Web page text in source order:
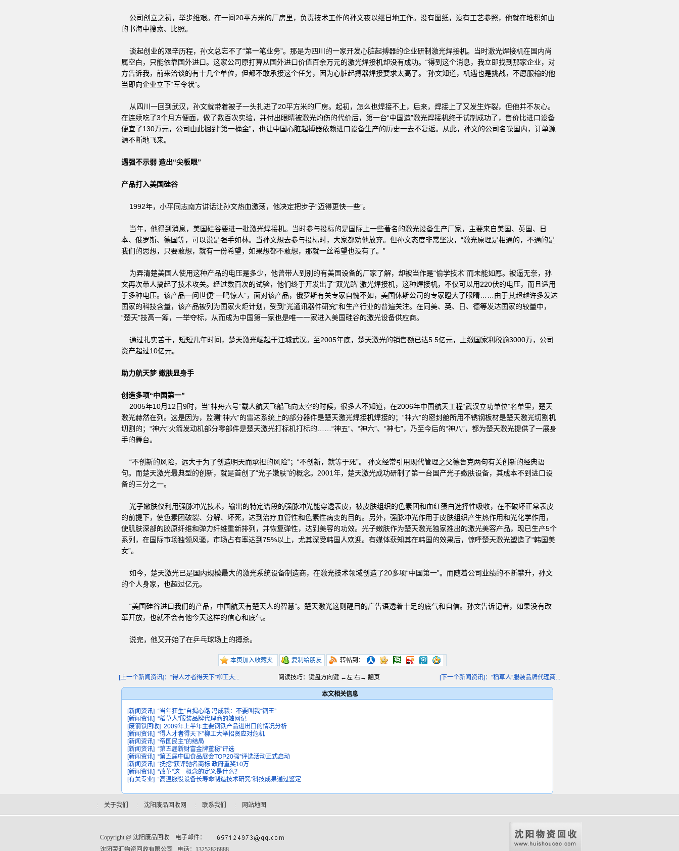
公司创立之初，举步维艰。在一间20平方米的厂房里，负责技术工作的孙文夜以继日地工作。没有图纸，没有工艺参照，他就在堆积如山
的书海中搜索、比照。
谈起创业的艰辛历程，孙文总忘不了“第一笔业务”。那是为四川的一家开发心脏起搏器的企业研制激光焊接机。当时激光焊接机在国内尚
属空白，只能依靠国外进口。这家公司原打算从国外进口价值百余万元的激光焊接机却没有成功。“得到这个消息，我立即找到那家企业，对
方告诉我，前来洽谈的有十几个单位，但都不敢承接这个任务，因为心脏起搏器焊接要求太高了。”孙文知道，机遇也是挑战，不愿服输的他
当即向企业立下“军令状”。
从四川一回到武汉，孙文就带着被子一头扎进了20平方米的厂房。起初，怎么也焊接不上，后来，焊接上了又发生炸裂，但他并不灰心。
在连续吃了3个月方便面，做了数百次实验，并付出眼睛被激光灼伤的代价后，第一台“中国造”激光焊接机终于试制成功了，售价比进口设备
便宜了130万元，公司由此掘到“第一桶金”，也让中国心脏起搏器依赖进口设备生产的历史一去不复返。从此，孙文的公司名噪国内，订单源
源不断地飞来。
遇强不示弱 造出“尖板眼”
产品打入美国硅谷
1992年，小平同志南方讲话让孙文热血激荡，他决定把步子“迈得更快一些”。
当年，他得到消息，美国硅谷要进一批激光焊接机。当时参与投标的是国际上一些著名的激光设备生产厂家，主要来自美国、英国、日
本、俄罗斯、德国等，可以说是强手如林。当孙文想去参与投标时，大家都劝他放弃。但孙文态度非常坚决，“激光原理是相通的，不通的是
我们的思想，只要敢想，就有一份希望，如果想都不敢想，那就一丝希望也没有了。”
为弄清楚美国人使用这种产品的电压是多少，他曾带人到别的有美国设备的厂家了解，却被当作是“偷学技术”而未能如愿。被逼无奈，孙
文再次带人搞起了技术攻关。经过数百次的试验，他们终于开发出了“双光路”激光焊接机，这种焊接机，不仅可以用220伏的电压，而且适用
于多种电压。该产品一问世便“一鸣惊人”，面对该产品，俄罗斯有关专家自愧不如，美国休斯公司的专家瞪大了眼睛……由于其超越许多发达
国家的科技含量，该产品被列为国家火炬计划，受到“光通讯器件研究”和生产行业的普遍关注。在同美、英、日、德等发达国家的较量中，
“楚天”技高一筹，一举夺标，从而成为中国第一家也是唯一一家进入美国硅谷的激光设备供应商。
通过扎实苦干，短短几年时间，楚天激光崛起于江城武汉。至2005年底，楚天激光的销售额已达5.5亿元，上缴国家利税逾3000万，公司
资产超过10亿元。
助力航天梦 嫩肤显身手
创造多项“中国第一”
2005年10月12日9时，当“神舟六号”载人航天飞船飞向太空的时候，很多人不知道，在2006年中国航天工程“武汉立功单位”名单里，楚天
激光赫然在列。这是因为，监测“神六”的雷达系统上的部分器件是楚天激光焊接机焊接的；“神六”的密封舱所用不锈钢板材是楚天激光切割机
切割的；“神六”火箭发动机部分零部件是楚天激光打标机打标的……“神五”、“神六”、“神七”，乃至今后的“神八”，都为楚天激光提供了一展身
手的舞台。
“不创新的风险，远大于为了创造明天而承担的风险”；“不创新，就等于死”。 孙文经常引用现代管理之父德鲁克两句有关创新的经典语
句。而楚天激光最典型的创新，就是首创了“光子嫩肤”的概念。2001年，楚天激光成功研制了第一台国产光子嫩肤设备，其成本不到进口设
备的三分之一。
光子嫩肤仪利用强脉冲光技术，输出的特定谱段的强脉冲光能穿透表皮，被皮肤组织的色素团和血红蛋白选择性吸收，在不破坏正常表皮
的前提下，使色素团破裂、分解、坏死，达到治疗血管性和色素性病变的目的。另外，强脉冲光作用于皮肤组织产生热作用和光化学作用，
使肌肤深部的胶原纤维和弹力纤维重新排列，并恢复弹性，达到美容的功效。光子嫩肤作为楚天激光独家推出的激光美容产品，现已生产5个
系列，在国际市场独领风骚，市场占有率达到75%以上，尤其深受韩国人欢迎。有媒体获知其在韩国的效果后，惊呼楚天激光塑造了“韩国美
女”。
如今，楚天激光已是国内规模最大的激光系统设备制造商，在激光技术领域创造了20多项“中国第一”。而随着公司业绩的不断攀升，孙文
的个人身家，也超过亿元。
“美国硅谷进口我们的产品，中国航天有楚天人的智慧”。楚天激光这则醒目的广告语透着十足的底气和自信。孙文告诉记者，如果没有改
革开放，也就不会有他今天这样的信心和底气。
说完，他又开始了在乒乓球场上的搏杀。
本页加入收藏夹 复制给朋友 转帖到：
[上一个新闻资讯]：“得人才者得天下”柳工大... 阅读技巧：键盘方向键 ←左 右→ 翻页 [下一个新闻资讯]：“稻草人”服装品牌代理商...
本文相关信息
[新闻资讯] “当年狂生”自揭心路 冯成毅：不要叫我“铜王”
[新闻资讯] “稻草人”服装品牌代理商的触网记
[废钢铁回收] 2009年上半年主要钢铁产品进出口的情况分析
[新闻资讯] “得人才者得天下”柳工大举招贤应对危机
[新闻资讯] “帝国民主”的结局
[新闻资讯] “第五届新财富金牌董秘”评选
[新闻资讯] “第五届中国食品展会TOP20强”评选活动正式启动
[新闻资讯] “抚挖”获评驰名商标 政府重奖10万
[新闻资讯] “改革”这一概念的定义是什么？
[有关专业] “高温服役设备长寿命制造技术研究”科技成果通过鉴定
Copyright @ 沈阳废品回收 电子邮件：
沈阳荣汇物资回收有限公司 电话：13252826888
关于我们 沈阳废品回收网 联系我们 网站地图